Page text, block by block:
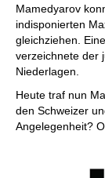
Mamedyarov
indisponierten
gleichziehen.
verzeichnete der
Niederlagen.
Heute traf nun
den Schweizer
Angelegenheit?